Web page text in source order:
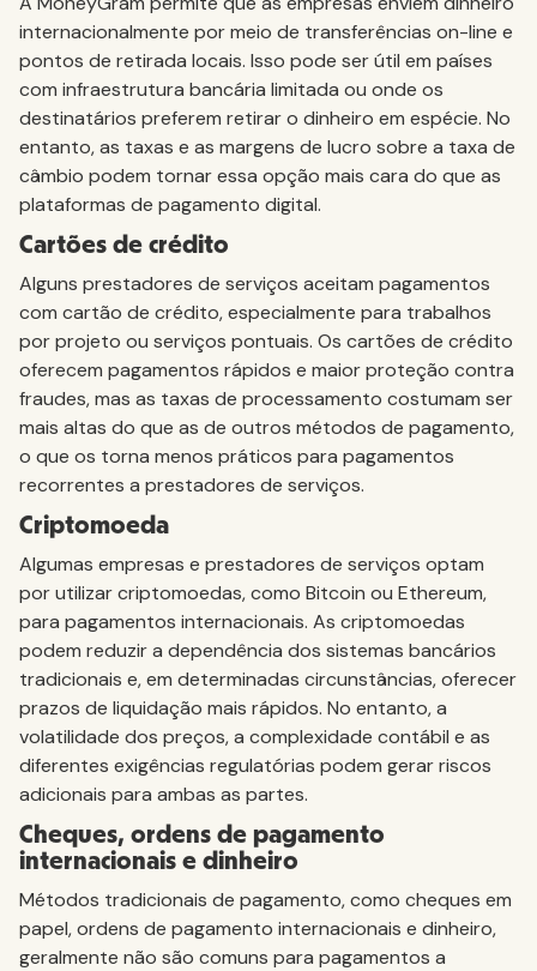
internacionalmente por meio de transferências on-line e
pontos de retirada locais. Isso pode ser útil em países
com infraestrutura bancária limitada ou onde os
destinatários preferem retirar o dinheiro em espécie. No
entanto, as taxas e as margens de lucro sobre a taxa de
câmbio podem tornar essa opção mais cara do que as
plataformas de pagamento digital.
Cartões de crédito
Alguns prestadores de serviços aceitam pagamentos
com cartão de crédito, especialmente para trabalhos
por projeto ou serviços pontuais. Os cartões de crédito
oferecem pagamentos rápidos e maior proteção contra
fraudes, mas as taxas de processamento costumam ser
mais altas do que as de outros métodos de pagamento,
o que os torna menos práticos para pagamentos
recorrentes a prestadores de serviços.
Criptomoeda
Algumas empresas e prestadores de serviços optam
por utilizar criptomoedas, como Bitcoin ou Ethereum,
para pagamentos internacionais. As criptomoedas
podem reduzir a dependência dos sistemas bancários
tradicionais e, em determinadas circunstâncias, oferecer
prazos de liquidação mais rápidos. No entanto, a
volatilidade dos preços, a complexidade contábil e as
diferentes exigências regulatórias podem gerar riscos
adicionais para ambas as partes.
Cheques, ordens de pagamento
internacionais e dinheiro
Métodos tradicionais de pagamento, como cheques em
papel, ordens de pagamento internacionais e dinheiro,
geralmente não são comuns para pagamentos a